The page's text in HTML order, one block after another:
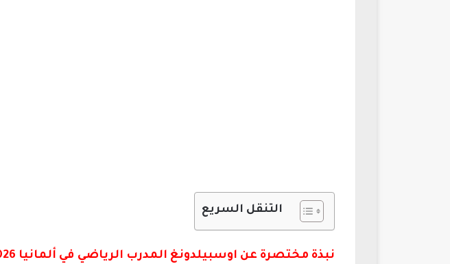
التنقل السريع
نبذة مختصرة عن اوسبيلدونغ المدرب الرياضي في ألمانيا 2026: